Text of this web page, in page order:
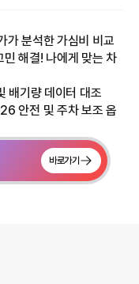
분석한 가심비 비교
해결! 나에게 맞는 차
기량 데이터 대조
안전 및 주차 보조 옵
바로가기